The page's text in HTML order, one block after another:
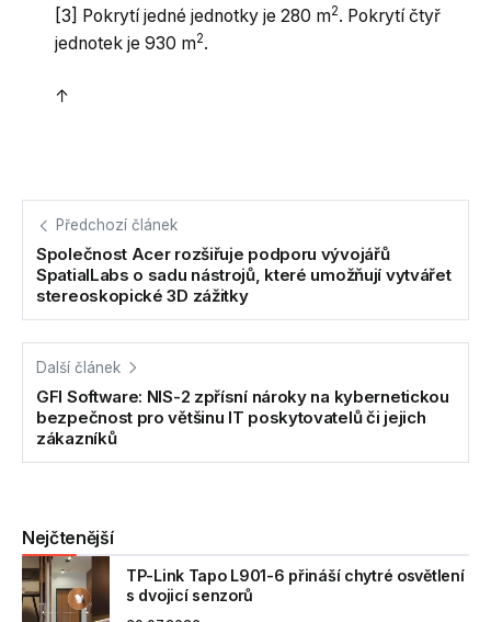
[3] Pokrytí jedné jednotky je 280 m2. Pokrytí čtyř
jednotek je 930 m2.
↑
Předchozí článek
Společnost Acer rozšiřuje podporu vývojářů
SpatialLabs o sadu nástrojů, které umožňují vytvářet
stereoskopické 3D zážitky
Další článek
GFI Software: NIS-2 zpřísní nároky na kybernetickou
bezpečnost pro většinu IT poskytovatelů či jejich
zákazníků
Nejčtenější
TP-Link Tapo L901-6 přináší chytré osvětlení
s dvojicí senzorů